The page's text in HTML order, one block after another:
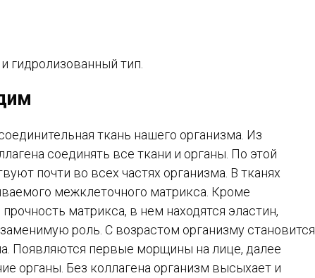
гидролизованный тип.
ткань нашего организма. Из
соединять все ткани и органы. По этой
почти во всех частях организма. В тканях
межклеточного матрикса. Кроме
матрикса, в нем находятся эластин,
роль. С возрастом организму становится
Появляются первые морщины на лице, далее
органы. Без коллагена организм высыхает и